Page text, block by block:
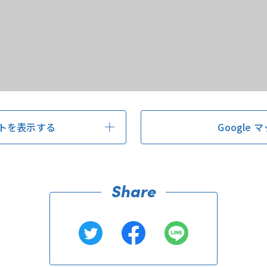
を表示する Google マ